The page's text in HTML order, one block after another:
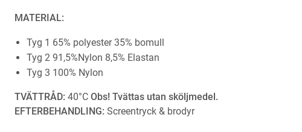
MATERIAL:
Tyg 1 65% polyester 35% bomull
Tyg 2 91,5%Nylon 8,5% Elastan
Tyg 3 100% Nylon
TVÄTTRÅD: 40°C Obs! Tvättas utan sköljmedel.
EFTERBEHANDLING: Screentryck & brodyr